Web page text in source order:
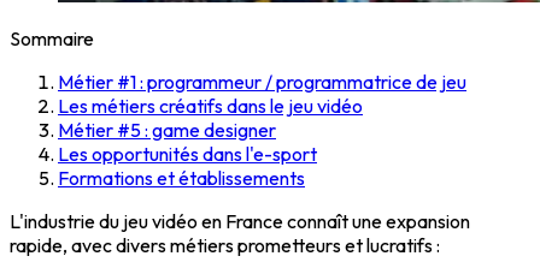
Sommaire
Métier #1 : programmeur / programmatrice de jeu
Les métiers créatifs dans le jeu vidéo
Métier #5 : game designer
Les opportunités dans l'e-sport
Formations et établissements
L'industrie du jeu vidéo en France connaît une expansion
rapide, avec divers métiers prometteurs et lucratifs :